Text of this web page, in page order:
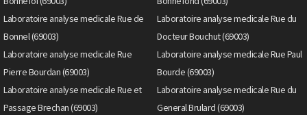
Laboratoire analyse medicale Rue de
Bonnel (69003)
Laboratoire analyse medicale Rue du
Docteur Bouchut (69003)
Laboratoire analyse medicale Rue
Pierre Bourdan (69003)
Laboratoire analyse medicale Rue Paul
Bourde (69003)
Laboratoire analyse medicale Rue et
Passage Brechan (69003)
Laboratoire analyse medicale Rue du
General Brulard (69003)